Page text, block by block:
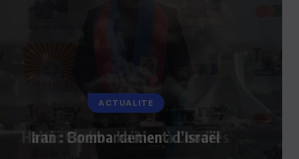
ACTUALITE
Iran : Bombardement d’Israël